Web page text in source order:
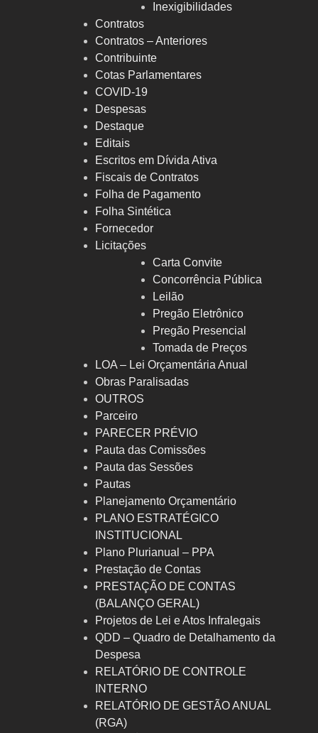
Inexigibilidades
Contratos
Contratos – Anteriores
Contribuinte
Cotas Parlamentares
COVID-19
Despesas
Destaque
Editais
Escritos em Dívida Ativa
Fiscais de Contratos
Folha de Pagamento
Folha Sintética
Fornecedor
Licitações
Carta Convite
Concorrência Pública
Leilão
Pregão Eletrônico
Pregão Presencial
Tomada de Preços
LOA – Lei Orçamentária Anual
Obras Paralisadas
OUTROS
Parceiro
PARECER PRÉVIO
Pauta das Comissões
Pauta das Sessões
Pautas
Planejamento Orçamentário
PLANO ESTRATÉGICO
INSTITUCIONAL
Plano Plurianual – PPA
Prestação de Contas
PRESTAÇÃO DE CONTAS
(BALANÇO GERAL)
Projetos de Lei e Atos Infralegais
QDD – Quadro de Detalhamento da
Despesa
RELATÓRIO DE CONTROLE
INTERNO
RELATÓRIO DE GESTÃO ANUAL
(RGA)